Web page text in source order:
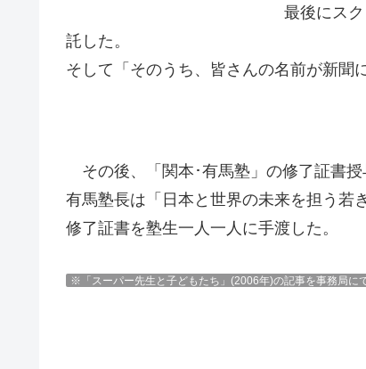
最後にスク
託した。
そして「そのうち、皆さんの名前が新聞
その後、「関本･有馬塾」の修了証書授
有馬塾長は「日本と世界の未来を担う若
修了証書を塾生一人一人に手渡した。
※「スーパー先生と子どもたち」(2006年)の記事を事務局に